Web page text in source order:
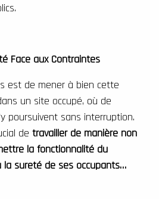
Face aux Contraintes
est de mener à bien cette
un site occupé, où de
poursuivent sans interruption.
de travailler de manière non
la fonctionnalité du
la sureté de ses occupants…